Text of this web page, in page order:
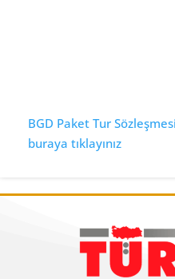
BGD Paket Tur
buraya tıklayınız